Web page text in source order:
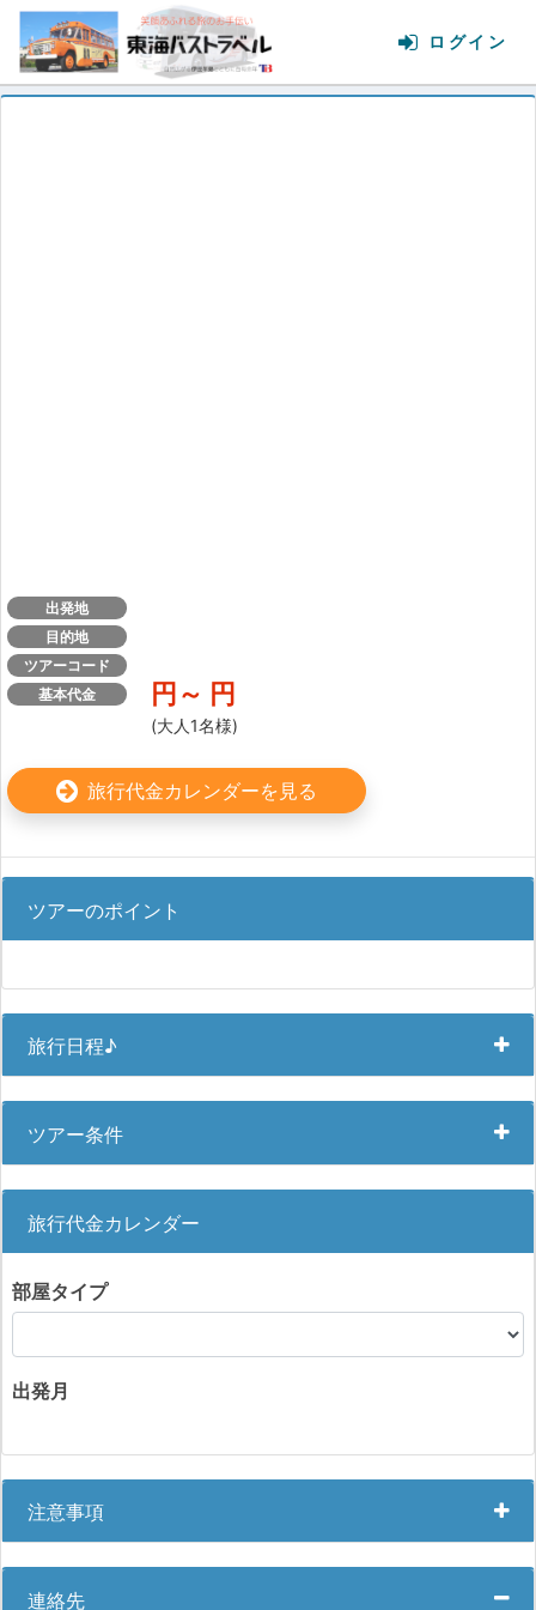
出発地
目的地
ツアーコード
基本代金
円～ 円
(大人1名様)
旅行代金カレンダーを見る
ツアーのポイント
旅行日程♪
ツアー条件
旅行代金カレンダー
部屋タイプ
出発月
注意事項
連絡先